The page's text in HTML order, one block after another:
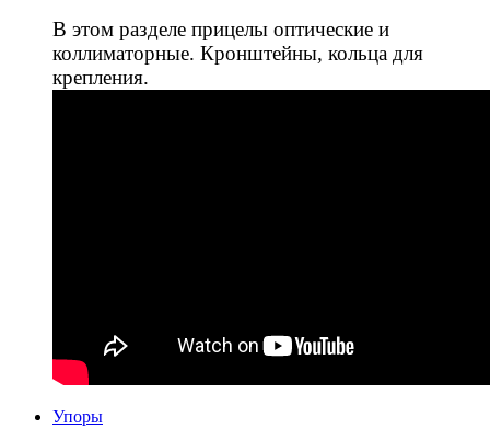
В этом разделе прицелы оптические и
коллиматорные. Кронштейны, кольца для
крепления.
Упоры